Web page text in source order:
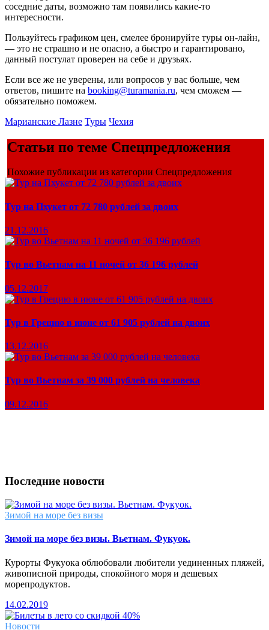
соседние даты, возможно там появились какие-то
интересности.
Пользуйтесь графиком цен, смелее бронируйте туры он-лайн,
— это не страшно и не опасно, а быстро и гарантировано,
данный постулат проверен на себе и друзьях.
Если все же не уверены, или вопросов у вас больше, чем
ответов, пишите на booking@turamania.ru, чем сможем —
обязательно поможем.
Марианские Лазне Туры Чехия
Статьи по теме Спецпредложения
Похожие публикации из категории Спецпредложения
Тур на Пхукет от 72 780 рублей за двоих
21.12.2016
Тур во Вьетнам на 11 ночей от 36 196 рублей
05.12.2017
Тур в Грецию в июне от 61 905 рублей на двоих
13.12.2016
Тур во Вьетнам за 39 000 рублей на человека
09.12.2016
Последние новости
Зимой на море без визы
Зимой на море без визы. Вьетнам. Фукуок.
Курорты Фукуока облюбовали любители уединенных пляжей,
живописной природы, спокойного моря и дешевых
морепродуктов.
14.02.2019
Новости